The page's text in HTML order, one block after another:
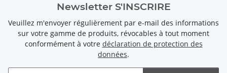
Newsletter S'INSCRIRE
Veuillez m'envoyer régulièrement par e-mail des informations
sur votre gamme de produits, révocables à tout moment
conformément à votre déclaration de protection des
données.